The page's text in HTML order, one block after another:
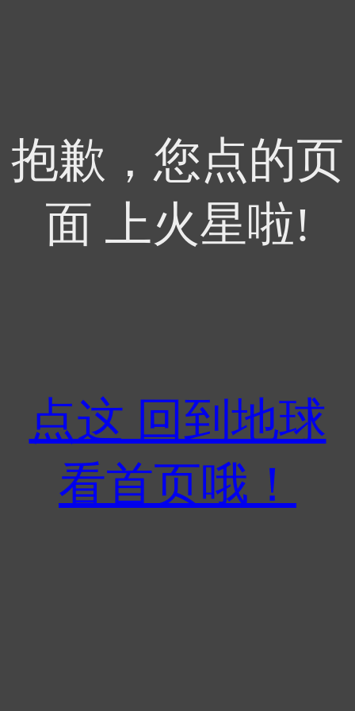
抱歉，您点的页
面 上火星啦!
点这 回到地球
看首页哦！